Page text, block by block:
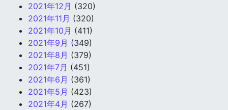
2021年12月 (320)
2021年11月 (320)
2021年10月 (411)
2021年9月 (349)
2021年8月 (379)
2021年7月 (451)
2021年6月 (361)
2021年5月 (423)
2021年4月 (267)